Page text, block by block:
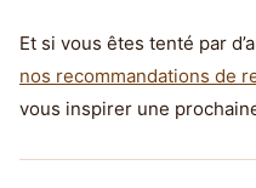
Et si vous êtes tenté par
nos recommandations de
vous inspirer une